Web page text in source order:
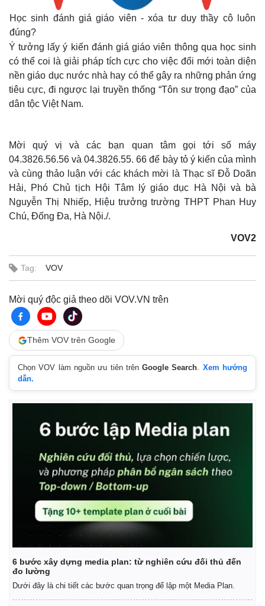
Quan sát
Cuộc sống đó đây
Video
E-Magazine
Học sinh đánh giá giáo viên - xóa tư duy thầy cô luôn
đúng?
Ý tưởng lấy ý kiến đánh giá giáo viên thông qua học sinh
có thể coi là giải pháp tích cực cho việc đổi mới toàn diện
nền giáo dục nước nhà hay có thể gây ra những phản ứng
tiêu cực, đi ngược lại truyền thống “Tôn sư trọng đạo” của
dân tộc Việt Nam.
Mời quý vị và các bạn quan tâm gọi tới số máy
04.3826.56.56 và 04.3826.55. 66 để bày tỏ ý kiến của mình
và cùng thảo luận với các khách mời là Thạc sĩ Đỗ Doãn
Hải, Phó Chủ tịch Hội Tâm lý giáo dục Hà Nội và bà
Nguyễn Thị Nhiếp, Hiệu trưởng trường THPT Phan Huy
Chú, Đống Đa, Hà Nội./.
VOV2
Tag: VOV
Mời quý độc giả theo dõi VOV.VN trên
Thêm VOV trên Google
Chọn VOV làm nguồn ưu tiên trênGoogle Search. Xem hướng
dẫn.
6 bước xây dựng media plan: từ nghiên cứu đối thủ đến
đo lường
Dưới đây là chi tiết các bước quan trọng để lập một Media Plan.